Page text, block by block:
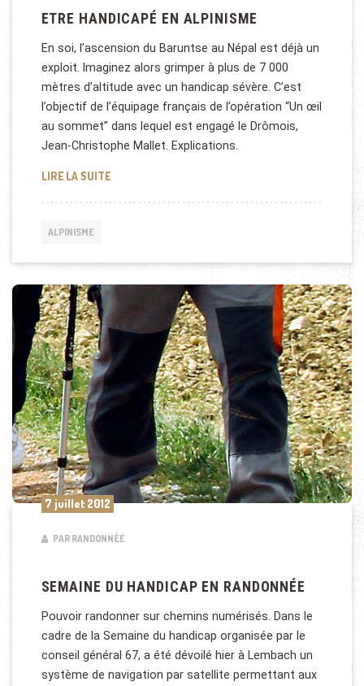
ETRE HANDICAPÉ EN ALPINISME
En soi, l’ascension du Baruntse au Népal est déjà un
exploit. Imaginez alors grimper à plus de 7 000
mètres d’altitude avec un handicap sévère. C’est
l’objectif de l’équipage français de l’opération “Un œil
au sommet” dans lequel est engagé le Drômois,
Jean-Christophe Mallet. Explications.
LIRE LA SUITEETRE HANDICAPÉ EN ALPINISME
ALPINISME
7 juillet 2012
PAR RANDONNÉE
SEMAINE DU HANDICAP EN RANDONNÉE
Pouvoir randonner sur chemins numérisés. Dans le
cadre de la Semaine du handicap organisée par le
conseil général 67, a été dévoilé hier à Lembach un
système de navigation par satellite permettant aux